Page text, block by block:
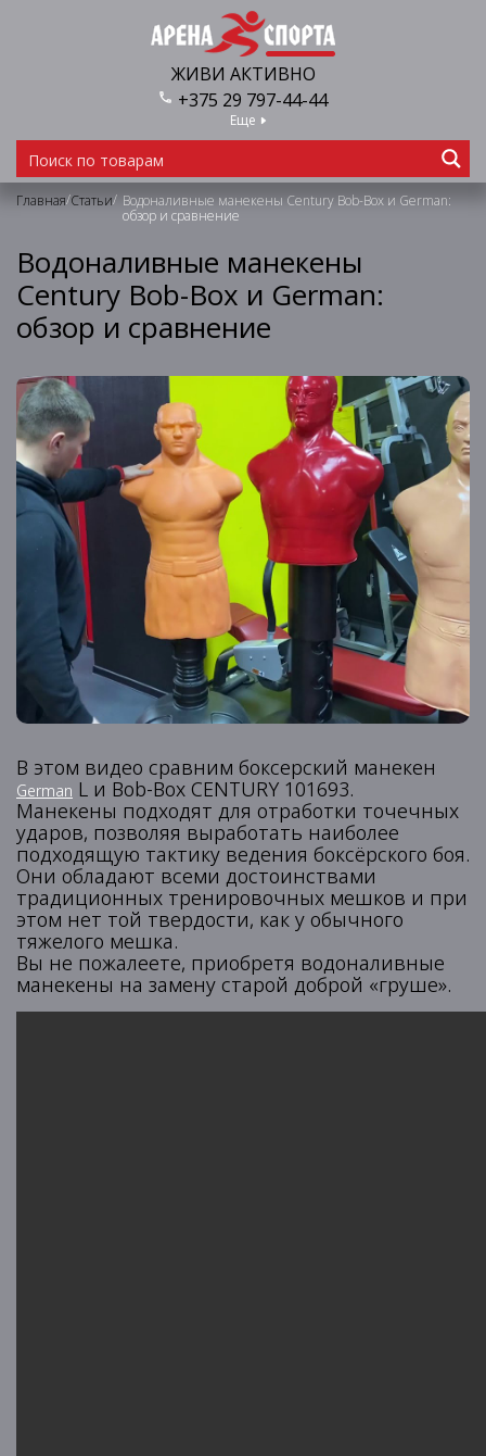
ЖИВИ АКТИВНО
+375 29 797-44-44
Еще
Главная/Статьи/ Водоналивные манекены Century Bob-Box и German:
обзор и сравнение
Водоналивные манекены
Century Bob-Box и German:
обзор и сравнение
В этом видео сравним боксерский манекен
German L и Bob-Box CENTURY 101693.
Манекены подходят для отработки точечных
ударов, позволяя выработать наиболее
подходящую тактику ведения боксёрского боя.
Они обладают всеми достоинствами
традиционных тренировочных мешков и при
этом нет той твердости, как у обычного
тяжелого мешка.
Вы не пожалеете, приобретя водоналивные
манекены на замену старой доброй «груше».